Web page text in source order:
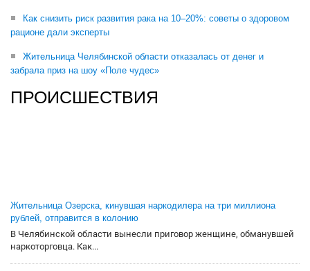
Как снизить риск развития рака на 10–20%: советы о здоровом
рационе дали эксперты
Жительница Челябинской области отказалась от денег и
забрала приз на шоу «Поле чудес»
ПРОИСШЕСТВИЯ
Жительница Озерска, кинувшая наркодилера на три миллиона
рублей, отправится в колонию
В Челябинской области вынесли приговор женщине, обманувшей
наркоторговца. Как...